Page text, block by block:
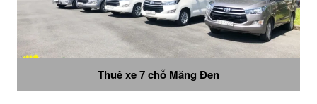
Thuê xe 7 chỗ Măng Đen